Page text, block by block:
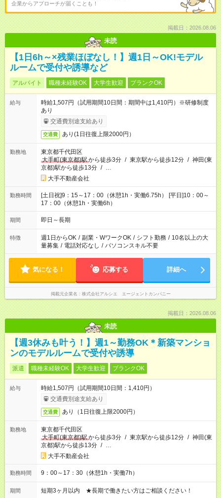
企業からアプローチが届くことも！
掲載日：2026.08.06
未読
【1日6h～×残業ほぼなし！】週1日～OK!モデル
ルームで受付や誘導など
アルバイト 職種未経験OK 大学生歓迎 ブランクOK
給与
時給1,507円（試用期間10日間：期間中は1,410円）※研修制度
あり
交通費別途支給あり
交通費 あり(1日往復上限2000円）
勤務地
東京都千代田区
大手町(東京都)駅から徒歩3分 / 東京駅から徒歩12分 / 神田(東
京都)駅から徒歩13分 / …
大手不動産会社
勤務時間
[土日祝]9：15～17：00（休憩1h・実働6.75h） [平日]10：00～
17：00（休憩1h・実働6h）
期間 即日～長期
特徴 週1日からOK / 副業・WワークOK / シフト勤務 / 10名以上の大
量募集 / 電話対応なし / パソコンスキル不要
気になる！ 応募する 詳細へ
掲載元企業名 株式会社アルシエ エージェントカンパニー
掲載日：2026.08.06
未読
【週3休みも叶う！】週1～勤務OK＊新築マンショ
ンのモデルルームで受付や誘導
派遣 職種未経験OK 大学生歓迎 ブランクOK
給与
時給1,507円（試用期間10日間：1,410円）
交通費別途支給あり
交通費 あり（1日往復上限2000円）
勤務地
東京都千代田区
大手町(東京都)駅から徒歩3分 / 東京駅から徒歩12分 / 神田(東
京都)駅から徒歩13分 / …
大手不動産会社
勤務時間 9：00～17：30（休憩1h・実働7h）
期間 短期3ヶ月以内 ★長期で働きたい方はご相談ください！